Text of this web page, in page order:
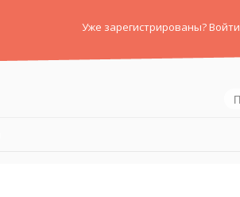
Уже зарегистрированы? Войти